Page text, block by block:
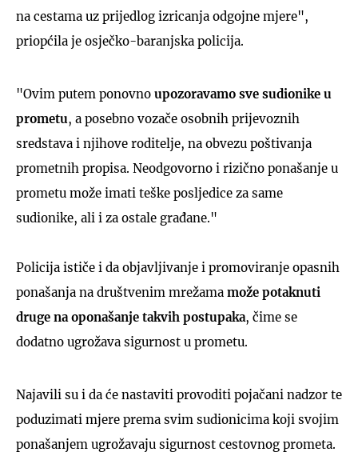
na cestama uz prijedlog izricanja odgojne mjere",
priopćila je osječko-baranjska policija.
"Ovim putem ponovno upozoravamo sve sudionike u
prometu, a posebno vozače osobnih prijevoznih
sredstava i njihove roditelje, na obvezu poštivanja
prometnih propisa. Neodgovorno i rizično ponašanje u
prometu može imati teške posljedice za same
sudionike, ali i za ostale građane."
Policija ističe i da objavljivanje i promoviranje opasnih
ponašanja na društvenim mrežama može potaknuti
druge na oponašanje takvih postupaka, čime se
dodatno ugrožava sigurnost u prometu.
Najavili su i da će nastaviti provoditi pojačani nadzor te
poduzimati mjere prema svim sudionicima koji svojim
ponašanjem ugrožavaju sigurnost cestovnog prometa.